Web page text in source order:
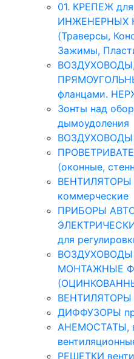
01. КРЕПЕЖ
ИНЖЕНЕРНЫХ
(Траверсы,
Зажимы,
фланцами.
Зонты над
дымоудоления
ВОЗДУХОВОДЫ
(оконные,
коммерческие
ПРИБОРЫ
для
ВОЗДУХОВОДЫ
МОНТАЖНЫЕ
ДИФФУЗОРЫ
АНЕМОСТАТЫ,
РЕШЕТКИ